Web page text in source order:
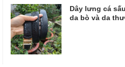
Dây lưng cá
da bò và da